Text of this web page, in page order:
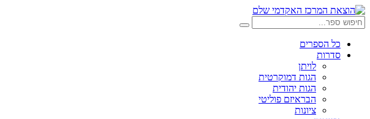
דלג
לתוכן
חיפוש:
חיפוש
כל הספרים
סדרות
לויתן
הגות דמוקרטית
הגות יהודית
הבראיזם פוליטי
ציונות